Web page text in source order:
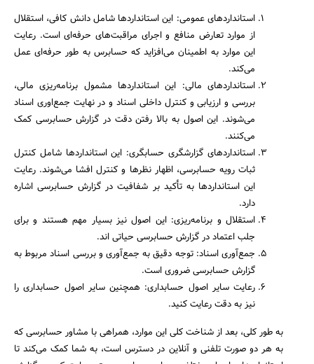
استانداردهای عمومی: این استانداردها شامل دانش کافی، استقلال
از موارد تعارض منافع و اجرای مراقبت‌های حرفه‌ای است. رعایت
این موارد به اطمینان می‌افزاید که حسابرس به طور حرفه‌ای عمل
می‌کند.
استانداردهای مالی: این استانداردها مشمول برنامه‌ریزی مالی،
بررسی و ارزیابی و کنترل داخلی اسناد و در نهایت جمع‌اوری اسناد
می‌شوند. این اصول به بالا رفتن دقت در گزارش حسابرسی کمک
می‌کنند.
استانداردهای گزارشگری حسابگری: این استانداردها شامل کنترل
ثبات رویه حسابرسی، اظهار نظرها و کنترل افشا می‌شوند. رعایت
این استانداردها به تأکید بر شفافیت در گزارش حسابرسی اشاره
دارد.
استقلال و برنامه‌ریزی: این اصول نیز بسیار مهم هستند و برای
جلب اعتماد در گزارش حسابرسی حیاتی اند.
جمع‌آوری اسناد: توجه دقیق به جمع‌آوری و بررسی اسناد مربوط به
گزارش حسابرسی ضروری است.
رعایت سایر اصول حسابداری: همچنین سایر اصول حسابداری را
نیز به دقت رعایت کنید.
به طور کلی، بعد از شناخت کلی این موارد، همراهی با مشاور حسابرسی که
به هر دو صورت تلفنی و آنلاین در دسترس است، به شما کمک می‌کند تا